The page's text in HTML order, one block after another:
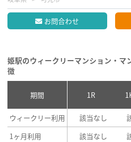
お問合わせ
姫駅のウィークリーマンション・マ
徴
期間 1R
ウィークリー利用 該当なし
1ヶ月利用
該当なし